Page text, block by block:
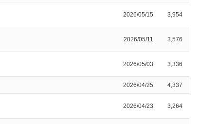
2026/05/15 3,954
2026/05/11 3,576
2026/05/03 3,336
2026/04/25 4,337
2026/04/23 3,264